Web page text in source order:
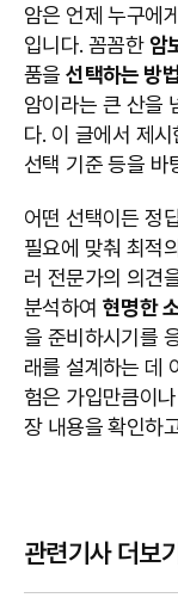
암은 언제 누구에
입니다. 꼼꼼한암
품을선택하는 방
암이라는 큰 산을
다. 이 글에서 제
선택 기준 등을 바
어떤 선택이든 정
필요에 맞춰 최적
러 전문가의 의견
분석하여 현명한
을 준비하시기를
래를 설계하는 데
험은 가입만큼이
장 내용을 확인하
관련기사 더보